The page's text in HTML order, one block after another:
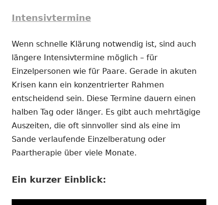
Intensivtermine
Wenn schnelle Klärung notwendig ist, sind auch
längere Intensivtermine möglich – für
Einzelpersonen wie für Paare. Gerade in akuten
Krisen kann ein konzentrierter Rahmen
entscheidend sein. Diese Termine dauern einen
halben Tag oder länger. Es gibt auch mehrtägige
Auszeiten, die oft sinnvoller sind als eine im
Sande verlaufende Einzelberatung oder
Paartherapie über viele Monate.
Ein kurzer Einblick: